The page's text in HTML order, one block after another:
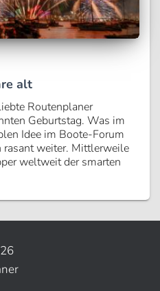
alt
Routenplaner
Geburtstag. Was im
Idee im Boote-Forum
rasant weiter. Mittlerweile
weltweit der smarten